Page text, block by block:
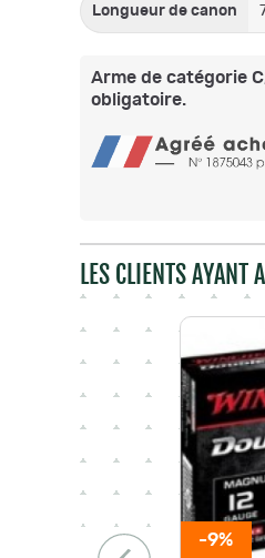
Longueur de canon
Arme de catégorie
obligatoire.
LES CLIENTS AYANT
-9%